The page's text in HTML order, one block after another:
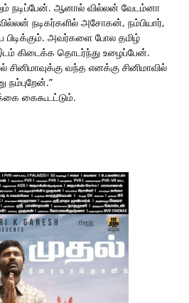
நடிப்பேன். ஆனால் வில்லன் வேடம்னா
நடிகர்களில் அசோகன், நம்பியார்,
பிடிக்கும். அவர்களை போல தமிழ்
கிடைக்க தொடர்ந்து உழைப்பேன்.
வந்த எனக்கு சினிமாவில்
நம்புறேன்.”
கைகூடட்டும்.